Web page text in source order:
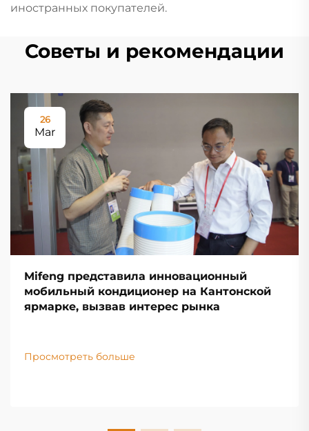
иностранных покупателей.
Советы и рекомендации
26
Mar
Mifeng представила инновационный
мобильный кондиционер на Кантонской
ярмарке, вызвав интерес рынка
Просмотреть больше